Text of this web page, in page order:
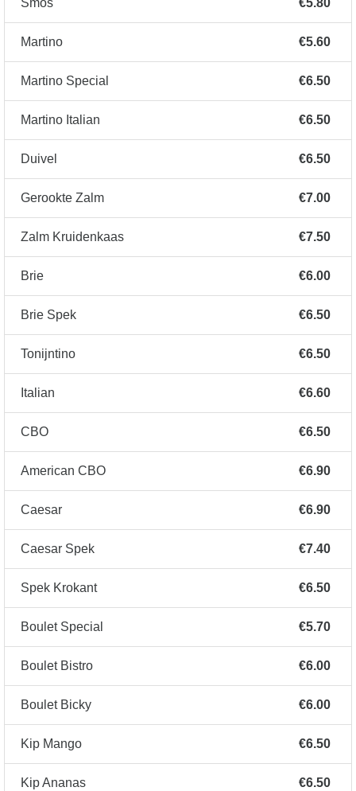
Smos €5.80
Martino €5.60
Martino Special €6.50
Martino Italian €6.50
Duivel €6.50
Gerookte Zalm €7.00
Zalm Kruidenkaas €7.50
Brie €6.00
Brie Spek €6.50
Tonijntino €6.50
Italian €6.60
CBO €6.50
American CBO €6.90
Caesar €6.90
Caesar Spek €7.40
Spek Krokant €6.50
Boulet Special €5.70
Boulet Bistro €6.00
Boulet Bicky €6.00
Kip Mango €6.50
Kip Ananas €6.50